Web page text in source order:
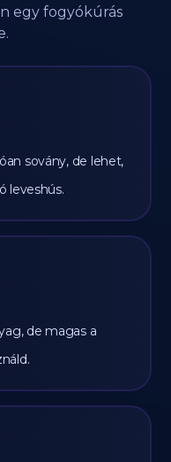
egy fogyókúrás
sovány, de lehet,
leveshús.
de magas a